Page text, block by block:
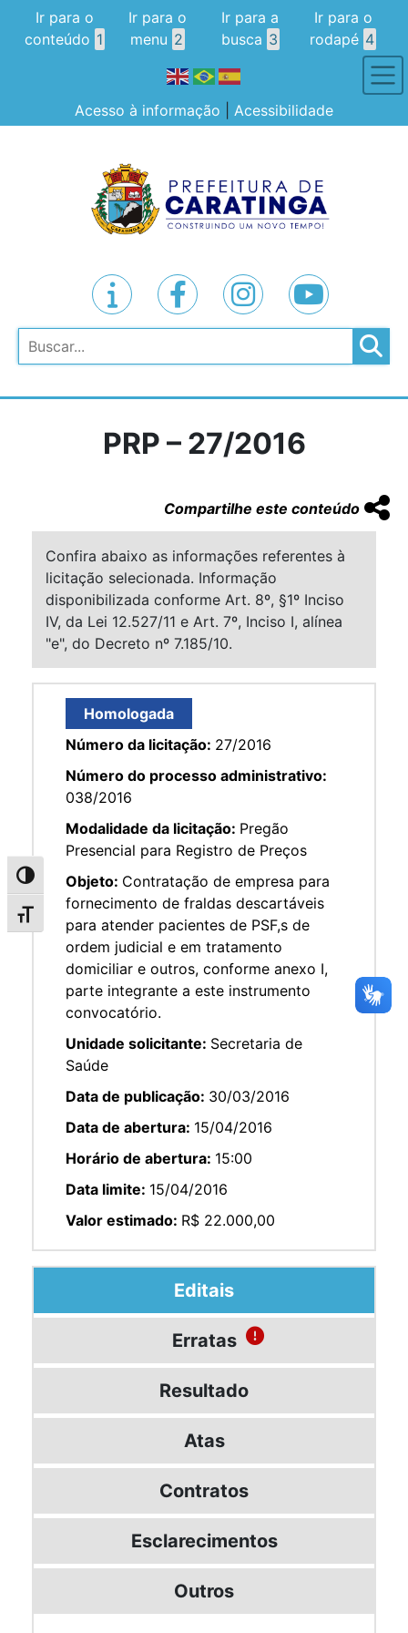
Alternar alto contraste
Alternar tamanho da fonte
Ir para o
conteúdo 1
Ir para o
menu 2
Ir para a
busca 3
Ir para o
rodapé 4
Acesso à informação Acessibilidade
Pesquisar
PRP – 27/2016
Compartilhe este conteúdo
Confira abaixo as informações referentes à
licitação selecionada. Informação
disponibilizada conforme Art. 8º, §1º Inciso
IV, da Lei 12.527/11 e Art. 7º, Inciso I, alínea
"e", do Decreto nº 7.185/10.
Homologada
Número da licitação: 27/2016
Número do processo administrativo:
038/2016
Modalidade da licitação: Pregão
Presencial para Registro de Preços
Objeto: Contratação de empresa para
fornecimento de fraldas descartáveis
para atender pacientes de PSF,s de
ordem judicial e em tratamento
domiciliar e outros, conforme anexo I,
parte integrante a este instrumento
convocatório.
Unidade solicitante: Secretaria de
Saúde
Data de publicação: 30/03/2016
Data de abertura: 15/04/2016
Horário de abertura: 15:00
Data limite: 15/04/2016
Valor estimado: R$ 22.000,00
Editais
Erratas
Resultado
Atas
Contratos
Esclarecimentos
Outros